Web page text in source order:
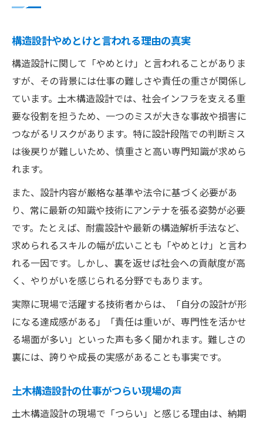
構造設計やめとけと言われる理由の真実
構造設計に関して「やめとけ」と言われることがありま
すが、その背景には仕事の難しさや責任の重さが関係し
ています。土木構造設計では、社会インフラを支える重
要な役割を担うため、一つのミスが大きな事故や損害に
つながるリスクがあります。特に設計段階での判断ミス
は後戻りが難しいため、慎重さと高い専門知識が求めら
れます。
また、設計内容が厳格な基準や法令に基づく必要があ
り、常に最新の知識や技術にアンテナを張る姿勢が必要
です。たとえば、耐震設計や最新の構造解析手法など、
求められるスキルの幅が広いことも「やめとけ」と言わ
れる一因です。しかし、裏を返せば社会への貢献度が高
く、やりがいを感じられる分野でもあります。
実際に現場で活躍する技術者からは、「自分の設計が形
になる達成感がある」「責任は重いが、専門性を活かせ
る場面が多い」といった声も多く聞かれます。難しさの
裏には、誇りや成長の実感があることも事実です。
土木構造設計の仕事がつらい現場の声
土木構造設計の現場で「つらい」と感じる理由は、納期